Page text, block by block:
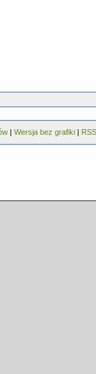
| Wersja bez grafiki | RSS